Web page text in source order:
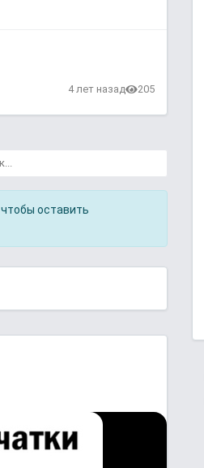
4 лет назад 205
чтобы оставить